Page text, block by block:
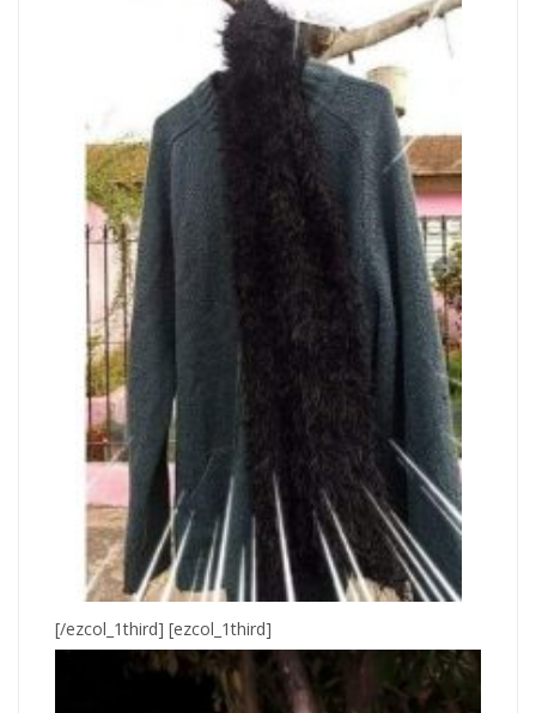
[/ezcol_1third] [ezcol_1third]